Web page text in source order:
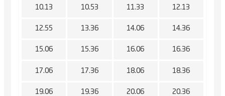
10.13 10.53 11.33 12.13
12.55 13.36 14.06 14.36
15.06 15.36 16.06 16.36
17.06 17.36 18.06 18.36
19.06 19.36 20.06 20.36